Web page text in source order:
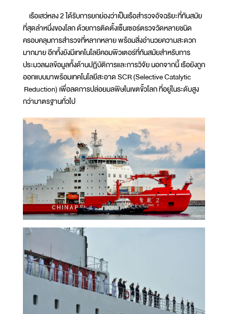
เรือเสว่หลง 2 ได้รับการยกย่องว่าเป็นเรือสำรวจอัจฉริยะที่ทันสมัย
ที่สุดลำหนึ่งของโลก ด้วยการติดตั้งเซ็นเซอร์ตรวจวัดหลายชนิด
ครอบคลุมการสำรวจที่หลากหลาย พร้อมสิ่งอำนวยความสะดวก
มากมาย อีกทั้งยังมีเทคโนโลยีคอมพิวเตอร์ที่ทันสมัยสำหรับการ
ประมวลผลข้อมูลทั้งด้านปฏิบัติการและการวิจัย นอกจากนี้ เรือยังถูก
ออกแบบมาพร้อมเทคโนโลยีสะอาด SCR (Selective Catalytic
Reduction) เพื่อลดการปล่อยมลพิษในเขตขั้วโลก ที่อยู่ในระดับสูง
กว่ามาตรฐานทั่วไป